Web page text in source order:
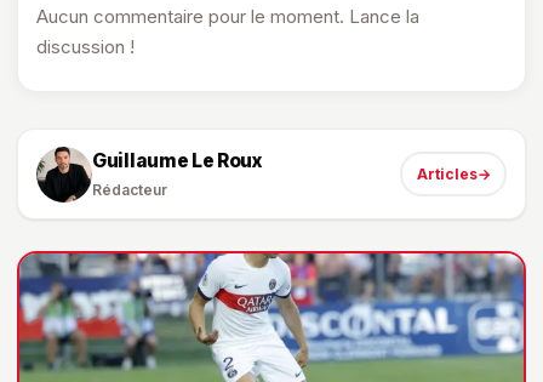
Aucun commentaire pour le moment. Lance la
discussion !
Guillaume Le Roux
Rédacteur
Articles→